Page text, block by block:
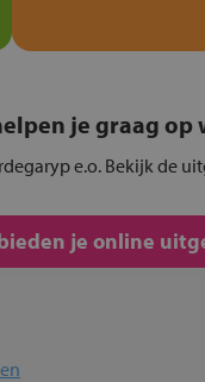
je graag op
e.o. Bekijk de
je online